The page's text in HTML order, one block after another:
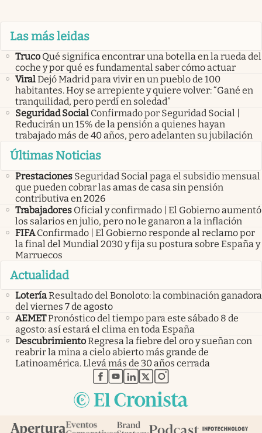
Las más leidas
Truco Qué significa encontrar una botella en la rueda del
coche y por qué es fundamental saber cómo actuar
ViralDejó Madrid para vivir en un pueblo de 100
habitantes. Hoy se arrepiente y quiere volver: “Gané en
tranquilidad, pero perdí en soledad”
Seguridad Social Confirmado por Seguridad Social |
Reducirán un 15% de la pensión a quienes hayan
trabajado más de 40 años, pero adelanten su jubilación
Últimas Noticias
Prestaciones Seguridad Social paga el subsidio mensual
que pueden cobrar las amas de casa sin pensión
contributiva en 2026
Trabajadores Oficial y confirmado | El Gobierno aumentó
los salarios en julio, pero no le ganaron a la inflación
FIFA Confirmado | El Gobierno responde al reclamo por
la final del Mundial 2030 y fija su postura sobre España y
Marruecos
Actualidad
LoteríaResultado del Bonoloto: la combinación ganadora
del viernes 7 de agosto
AEMETPronóstico del tiempo para este sábado 8 de
agosto: así estará el clima en toda España
DescubrimientoRegresa la fiebre del oro y sueñan con
reabrir la mina a cielo abierto más grande de
Latinoamérica. Llevá más de 30 años cerrada
abre en nueva pestaña
abre en nueva pestaña
abre en nueva pestaña
abre en nueva pestaña
abre en nueva pestaña